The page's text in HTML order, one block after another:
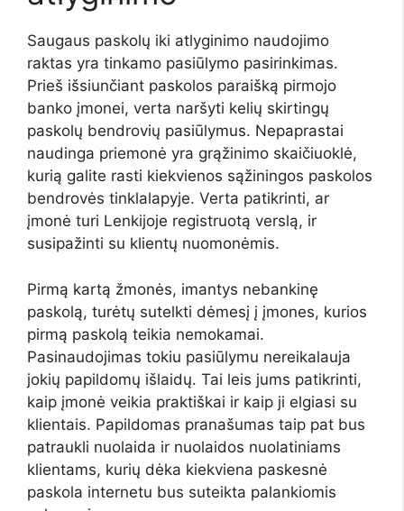
Saugaus paskolų iki atlyginimo naudojimo
raktas yra tinkamo pasiūlymo pasirinkimas.
Prieš išsiunčiant paskolos paraišką pirmojo
banko įmonei, verta naršyti kelių skirtingų
paskolų bendrovių pasiūlymus. Nepaprastai
naudinga priemonė yra grąžinimo skaičiuoklė,
kurią galite rasti kiekvienos sąžiningos paskolos
bendrovės tinklalapyje. Verta patikrinti, ar
įmonė turi Lenkijoje registruotą verslą, ir
susipažinti su klientų nuomonėmis.
Pirmą kartą žmonės, imantys nebankinę
paskolą, turėtų sutelkti dėmesį į įmones, kurios
pirmą paskolą teikia nemokamai.
Pasinaudojimas tokiu pasiūlymu nereikalauja
jokių papildomų išlaidų. Tai leis jums patikrinti,
kaip įmonė veikia praktiškai ir kaip ji elgiasi su
klientais. Papildomas pranašumas taip pat bus
patraukli nuolaida ir nuolaidos nuolatiniams
klientams, kurių dėka kiekviena paskesnė
paskola internetu bus suteikta palankiomis